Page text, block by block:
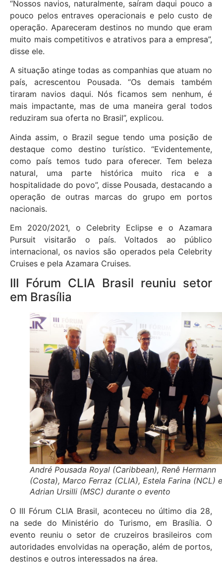
“Nossos navios, naturalmente, saíram daqui pouco a
pouco pelos entraves operacionais e pelo custo de
operação. Apareceram destinos no mundo que eram
muito mais competitivos e atrativos para a empresa”,
disse ele.
A situação atinge todas as companhias que atuam no
país, acrescentou Pousada. “Os demais também
tiraram navios daqui. Nós ficamos sem nenhum, é
mais impactante, mas de uma maneira geral todos
reduziram sua oferta no Brasil”, explicou.
Ainda assim, o Brazil segue tendo uma posição de
destaque como destino turístico. “Evidentemente,
como país temos tudo para oferecer. Tem beleza
natural, uma parte histórica muito rica e a
hospitalidade do povo”, disse Pousada, destacando a
operação de outras marcas do grupo em portos
nacionais.
Em 2020/2021, o Celebrity Eclipse e o Azamara
Pursuit visitarão o país. Voltados ao público
internacional, os navios são operados pela Celebrity
Cruises e pela Azamara Cruises.
III Fórum CLIA Brasil reuniu setor
em Brasília
André Pousada Royal (Caribbean), Renê Hermann
(Costa), Marco Ferraz (CLIA), Estela Farina (NCL) e
Adrian Ursilli (MSC) durante o evento
O III Fórum CLIA Brasil, aconteceu no último dia 28,
na sede do Ministério do Turismo, em Brasília. O
evento reuniu o setor de cruzeiros brasileiros com
autoridades envolvidas na operação, além de portos,
destinos e outros interessados na área.